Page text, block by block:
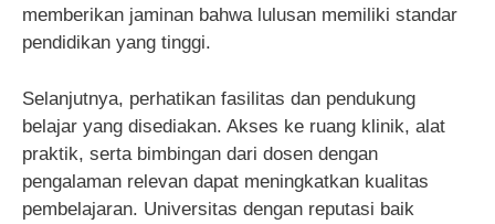
memberikan jaminan bahwa lulusan memiliki standar
pendidikan yang tinggi.
Selanjutnya, perhatikan fasilitas dan pendukung
belajar yang disediakan. Akses ke ruang klinik, alat
praktik, serta bimbingan dari dosen dengan
pengalaman relevan dapat meningkatkan kualitas
pembelajaran. Universitas dengan reputasi baik